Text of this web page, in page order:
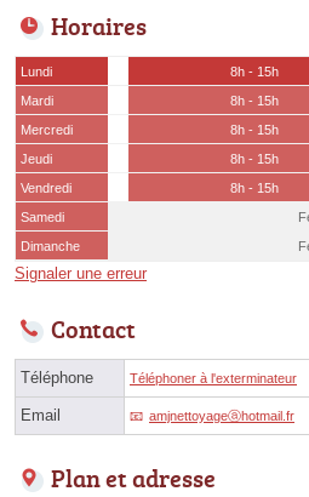
Horaires
Lundi
8h - 15h
Mardi
8h - 15h
Mercredi
8h - 15h
Jeudi
8h - 15h
Vendredi
8h - 15h
Samedi
Dimanche
Signaler une erreur
Contact
Téléphone Téléphoner à l'exterminateur
Email amjnettoyageⓐhotmail.fr
Plan et adresse